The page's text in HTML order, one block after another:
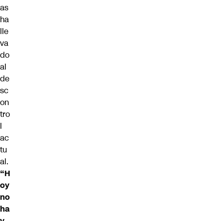
as
ha
lle
va
do
al
de
sc
on
tro
l
ac
tu
al.
“H
oy
no
ha